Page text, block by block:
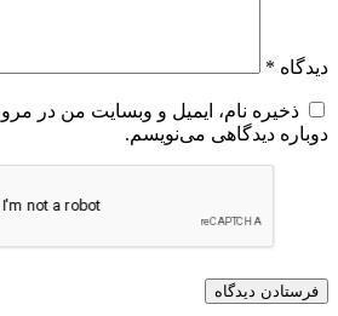
دیدگاه *
ذخیره نام، ایمیل و وبسایت من در
دوباره دیدگاهی می‌نویسم.